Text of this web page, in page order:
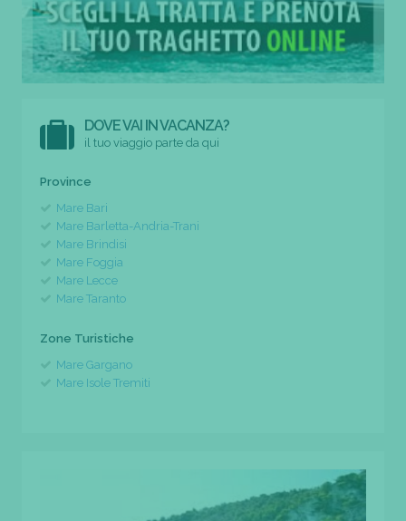
DOVE VAI IN VACANZA?
il tuo viaggio parte da qui
Province
Mare Bari
Mare Barletta-Andria-Trani
Mare Brindisi
Mare Foggia
Mare Lecce
Mare Taranto
Zone Turistiche
Mare Gargano
Mare Isole Tremiti